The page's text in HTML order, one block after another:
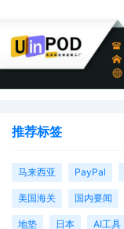
推荐标签
马来西亚 PayPal
美国海关 国内要闻
地垫 日本 AI工具